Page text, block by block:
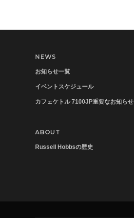
NEWS
お知らせ一覧
イベントスケジュール
カフェケトル 7100JP重要なお知らせ
ABOUT
Russell Hobbsの歴史